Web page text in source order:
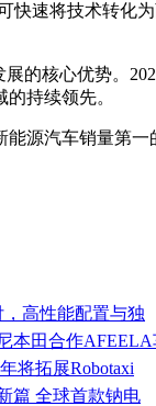
快速将技术转化
的核心优势。
持续领先。
源汽车销量第
，高性能配置与独
本田合作AFEELA
将拓展Robotaxi
篇 全球首款钠电